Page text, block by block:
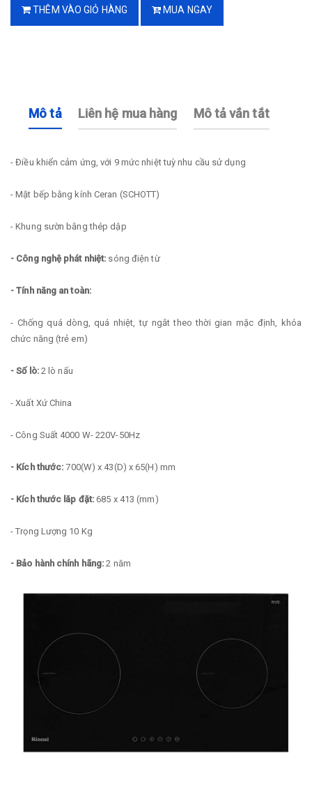
THÊM VÀO GIỎ HÀNG MUA NGAY
Mô tả Liên hệ mua hàng Mô tả vắn tắt
- Điều khiển cảm ứng, với 9 mức nhiệt tuỳ nhu cầu sử dụng
- Mặt bếp bằng kính Ceran (SCHOTT)
- Khung sườn bằng thép dập
- Công nghệ phát nhiệt: sóng điện từ
- Tính năng an toàn:
- Chống quá dòng, quá nhiệt, tự ngắt theo thời gian mặc định, khóa
chức năng (trẻ em)
- Số lò:2 lò nấu
- Xuất Xứ China
- Công Suất 4000 W- 220V-50Hz
- Kích thước:700(W) x 43(D) x 65(H) mm
- Kích thước lăp đặt: 685 x 413 (mm)
- Trọng Lượng 10 Kg
- Bảo hành chính hãng: 2 năm